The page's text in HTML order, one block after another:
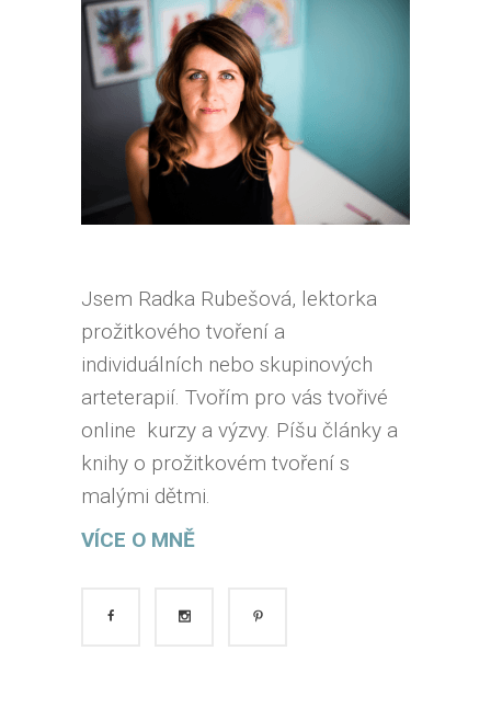
Jsem Radka Rubešová, lektorka
prožitkového tvoření a
individuálních nebo skupinových
arteterapií. Tvořím pro vás tvořivé
online kurzy a výzvy. Píšu články a
knihy o prožitkovém tvoření s
malými dětmi.
VÍCE O MNĚ